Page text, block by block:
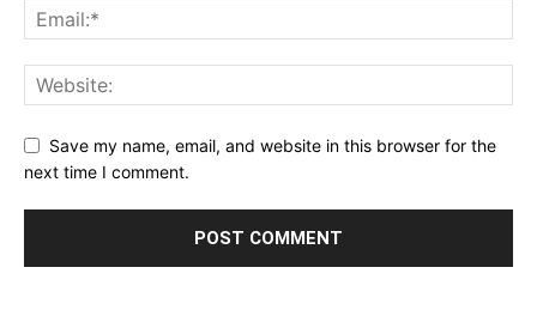
Save my name, email, and website in this browser for the
next time I comment.